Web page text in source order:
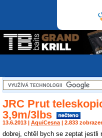
JRC Prut
3,9m/3lbs
13.6.2013 | AquiCesna | 2.833
dobrej, chtěl bych se zeptat jestli